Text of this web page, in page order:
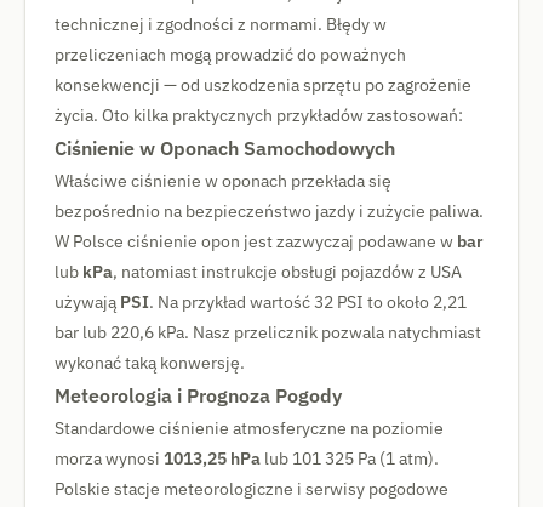
technicznej i zgodności z normami. Błędy w
przeliczeniach mogą prowadzić do poważnych
konsekwencji — od uszkodzenia sprzętu po zagrożenie
życia. Oto kilka praktycznych przykładów zastosowań:
Ciśnienie w Oponach Samochodowych
Właściwe ciśnienie w oponach przekłada się
bezpośrednio na bezpieczeństwo jazdy i zużycie paliwa.
W Polsce ciśnienie opon jest zazwyczaj podawane w bar
lub kPa, natomiast instrukcje obsługi pojazdów z USA
używają PSI. Na przykład wartość 32 PSI to około 2,21
bar lub 220,6 kPa. Nasz przelicznik pozwala natychmiast
wykonać taką konwersję.
Meteorologia i Prognoza Pogody
Standardowe ciśnienie atmosferyczne na poziomie
morza wynosi 1013,25 hPa lub 101 325 Pa (1 atm).
Polskie stacje meteorologiczne i serwisy pogodowe